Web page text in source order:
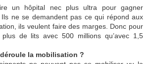
un hôpital nec plus ultra pour gagner
Ils ne se demandent pas ce qui répond aux
ils veulent faire des marges. Donc pour
de lits avec 500 millions qu’avec 1,5
déroule la mobilisation ?